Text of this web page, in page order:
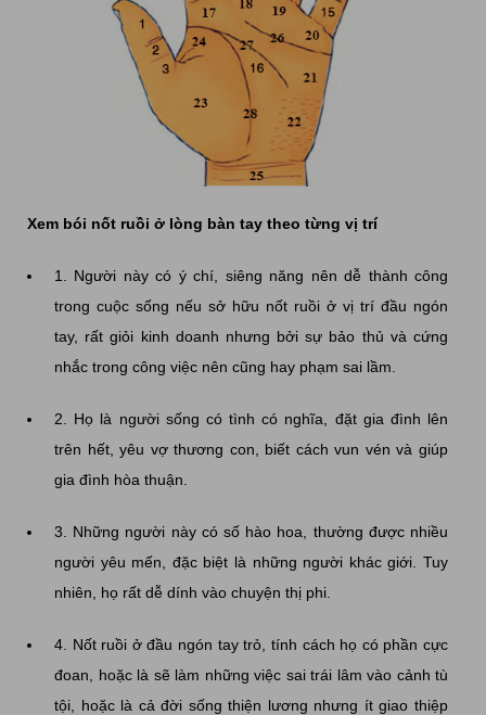
Xem bói nốt ruồi ở lòng bàn tay theo từng vị trí
1. Người này có ý chí, siêng năng nên dễ thành công
trong cuộc sống nếu sở hữu nốt ruồi ở vị trí đầu ngón
tay, rất giỏi kinh doanh nhưng bởi sự bảo thủ và cứng
nhắc trong công việc nên cũng hay phạm sai lầm.
2. Họ là người sống có tình có nghĩa, đặt gia đình lên
trên hết, yêu vợ thương con, biết cách vun vén và giúp
gia đình hòa thuận.
3. Những người này có số hào hoa, thường được nhiều
người yêu mến, đặc biệt là những người khác giới. Tuy
nhiên, họ rất dễ dính vào chuyện thị phi.
4. Nốt ruồi ở đầu ngón tay trỏ, tính cách họ có phần cực
đoan, hoặc là sẽ làm những việc sai trái lâm vào cảnh tù
tội, hoặc là cả đời sống thiện lương nhưng ít giao thiệp